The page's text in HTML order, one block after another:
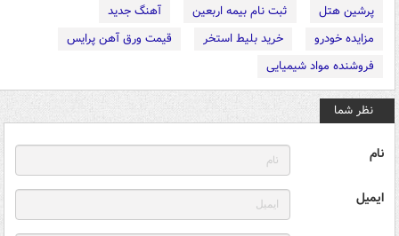
پرشین هتل
ثبت نام بیمه اربعین
آهنگ جدید
مزایده خودرو
خرید بلیط استخر
قیمت ورق آهن پرایس
فروشنده مواد شیمیایی
نظر شما
نام
ایمیل